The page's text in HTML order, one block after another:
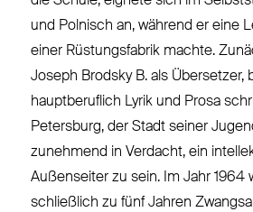
und Polnisch an, während er eine
einer Rüstungsfabrik machte.
Joseph Brodsky B. als Übersetzer,
hauptberuflich Lyrik und Prosa
Petersburg, der Stadt seiner
zunehmend in Verdacht, ein
Außenseiter zu sein. Im Jahr 1964
schließlich zu fünf Jahren